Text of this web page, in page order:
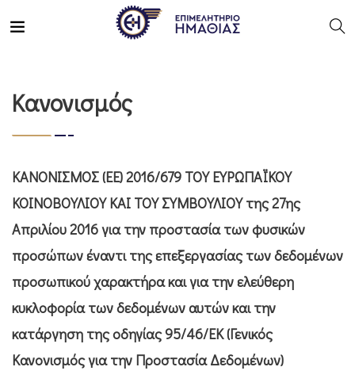
Κανονισμός
ΚΑΝΟΝΙΣΜΟΣ (ΕΕ) 2016/679 ΤΟΥ ΕΥΡΩΠΑΪΚΟΥ
ΚΟΙΝΟΒΟΥΛΙΟΥ ΚΑΙ ΤΟΥ ΣΥΜΒΟΥΛΙΟΥ της 27ης
Απριλίου 2016 για την προστασία των φυσικών
προσώπων έναντι της επεξεργασίας των δεδομένων
προσωπικού χαρακτήρα και για την ελεύθερη
κυκλοφορία των δεδομένων αυτών και την
κατάργηση της οδηγίας 95/46/ΕΚ (Γενικός
Κανονισμός για την Προστασία Δεδομένων)